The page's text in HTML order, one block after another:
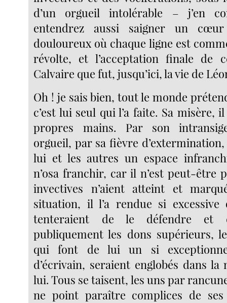
d’un orgueil intolérable – j’en
entendrez aussi saigner un
douloureux où chaque ligne est
révolte, et l’acceptation finale de
Calvaire que fut, jusqu’ici, la vie de
Oh ! je sais bien, tout le monde
c’est lui seul qui l’a faite. Sa misère, il
propres mains. Par son
orgueil, par sa fièvre
lui et les autres un espace
n’osa franchir, car il n’est peut-être
invectives n’aient atteint et
situation, il l’a rendue si
tenteraient de le défendre et
publiquement les dons supérieurs,
qui font de lui un si
d’écrivain, seraient englobés dans la
lui. Tous se taisent, les uns par
ne point paraître complices de